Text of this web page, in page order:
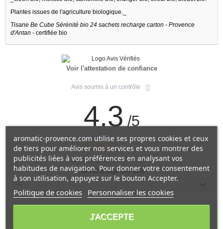
Plantes issues de l'agriculture biologique._
Tisane Be Cube Sérénité bio 24 sachets recharge carton - Provence
d'Antan - certifiée bio
Voir l'attestation de confiance
Avis soumis à un contrôle
4.3/5
Calculé à partir de7avis client(s)
Trier l'affichage des avis :
---
publié le 28/01/2025 suite à une commande du
aromatic-provence.com utilise ses propres cookies et ceux
de tiers pour améliorer nos services et vous montrer des
publicités liées à vos préférences en analysant vos
habitudes de navigation. Pour donner votre consentement
à son utilisation, appuyez sur le bouton Accepter.
Politique de cookies Personnaliser les cookies
J'ACCEPTE